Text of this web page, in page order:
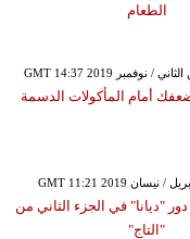
الطعام
أمام المأكولات الدسمة
"ديانا" في الجزء الثاني من
"التاج"